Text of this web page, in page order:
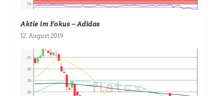
Aktie im Fokus – Adidas
12. August 2019